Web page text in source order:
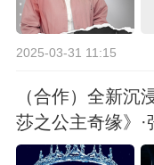
2025-03-31 11:15
（合作）全新沉
莎之公主奇缘》·